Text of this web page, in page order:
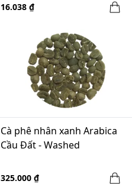
16.038 ₫
Cà phê nhân xanh Arabica
Cầu Đất - Washed
325.000 ₫